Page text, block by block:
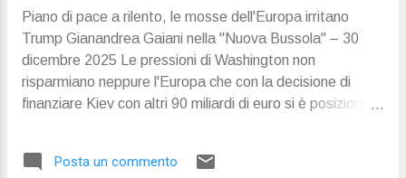
mai orgoglioso, e soffrì per tutta la vita di brancolare nel
buio sulle questioni ultime. Ciononostante, trattò sempre
la religione, in particolare quella cattolica, alla quale ap...
Piano di pace a rilento, le mosse dell'Europa irritano
Trump Gianandrea Gaiani nella "Nuova Bussola" – 30
dicembre 2025 Le pressioni di Washington non
risparmiano neppure l'Europa che con la decisione di
finanziare Kiev con altri 90 miliardi di euro si è posizionata
scoglio sono ancora le cessioni territoriali ucraine per
Posta un commento